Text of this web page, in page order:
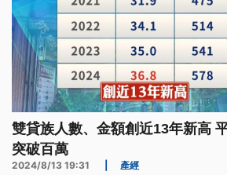
雙貸族人數、金額創近13年新高
突破百萬
2024/8/13 19:31 產經